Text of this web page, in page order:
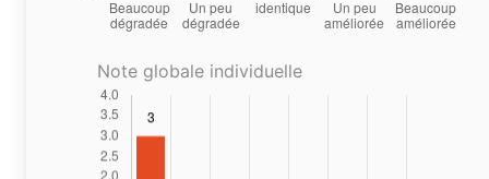
Note globale individuelle